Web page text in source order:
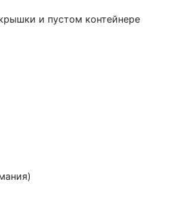
и пустом контейнере